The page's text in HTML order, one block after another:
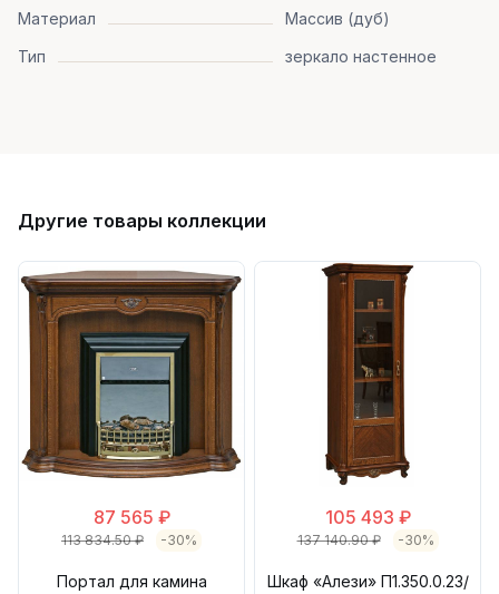
Материал
Массив (дуб)
Тип
зеркало настенное
Другие товары коллекции
87 565 ₽
113 834.50 ₽ -30%
Портал для камина
105 493 ₽
137 140.90 ₽ -30%
Шкаф «Алези» П1.350.0.23/